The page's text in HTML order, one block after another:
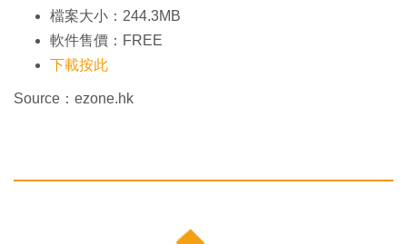
檔案大小：244.3MB
軟件售價：FREE
下載按此
Source：ezone.hk